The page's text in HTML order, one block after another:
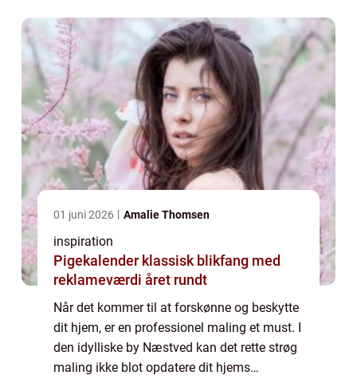
huse...
01 juni 2026 Amalie Thomsen
inspiration
Pigekalender klassisk blikfang med
reklameværdi året rundt
Når det kommer til at forskønne og beskytte
dit hjem, er en professionel maling et must. I
den idylliske by Næstved kan det rette strøg
maling ikke blot opdatere dit hjems